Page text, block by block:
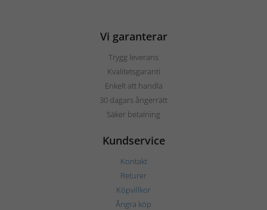
Vi garanterar
Trygg leverans
Kvalitetsgaranti
Enkelt att handla
30 dagars ångerrätt
Säker betalning
Kundservice
Kontakt
Returer
Köpvillkor
Ångra köp